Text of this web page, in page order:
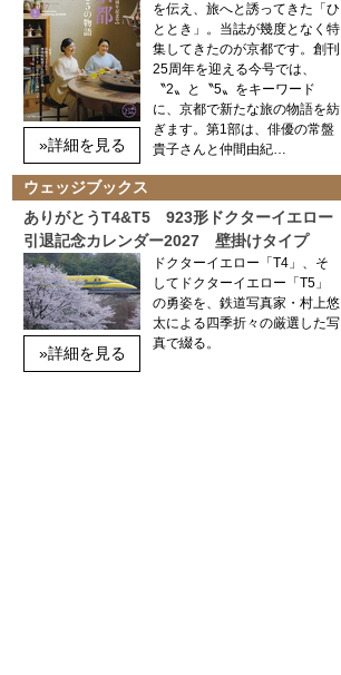
»詳細を見る
を伝え、旅へと誘ってきた「ひ
ととき」。当誌が幾度となく特
集してきたのが京都です。創刊
25周年を迎える今号では、
〝2〟と〝5〟をキーワード
に、京都で新たな旅の物語を紡
ぎます。第1部は、俳優の常盤
貴子さんと仲間由紀…
ウェッジブックス
ありがとうT4&T5 923形ドクターイエロー
引退記念カレンダー2027 壁掛けタイプ
»詳細を見る
ドクターイエロー「T4」、そ
してドクターイエロー「T5」
の勇姿を、鉄道写真家・村上悠
太による四季折々の厳選した写
真で綴る。